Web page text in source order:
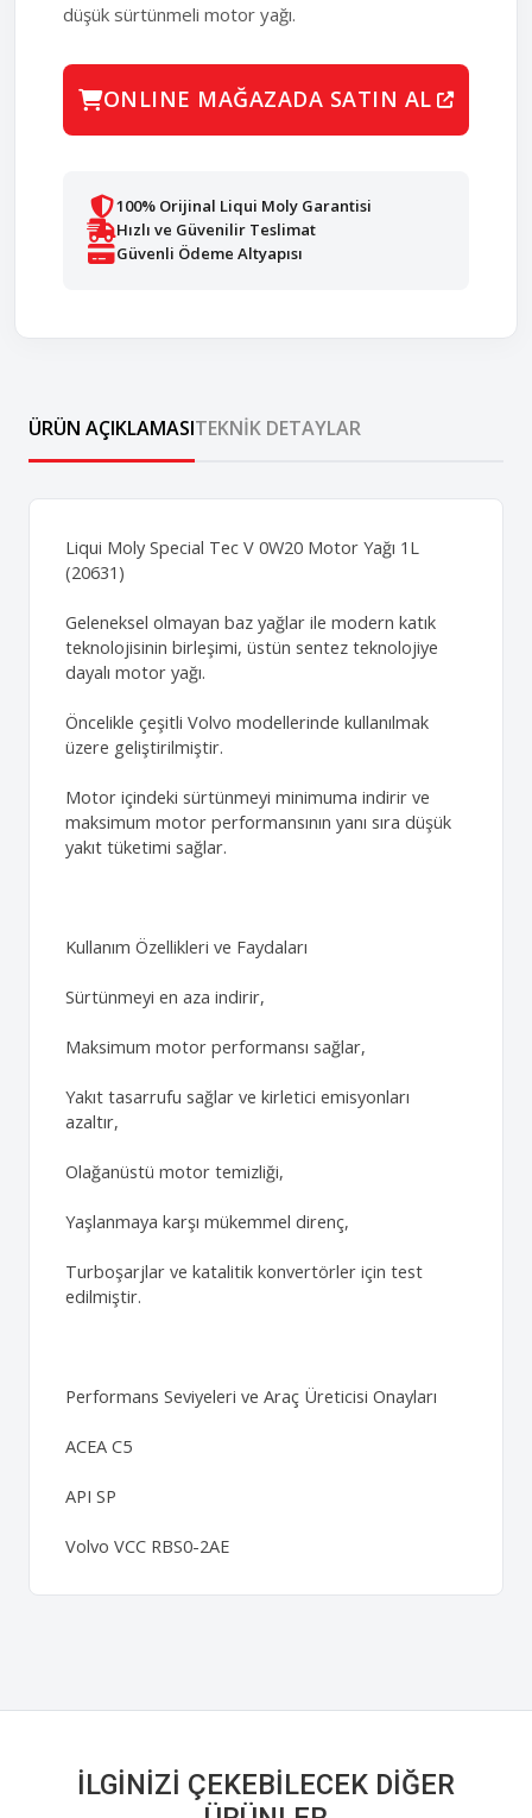
düşük sürtünmeli motor yağı.
ONLINE MAĞAZADA SATIN AL
100% Orijinal Liqui Moly Garantisi
Hızlı ve Güvenilir Teslimat
Güvenli Ödeme Altyapısı
ÜRÜN AÇIKLAMASITEKNIK DETAYLAR
Liqui Moly Special Tec V 0W20 Motor Yağı 1L
(20631)
Geleneksel olmayan baz yağlar ile modern katık
teknolojisinin birleşimi, üstün sentez teknolojiye
dayalı motor yağı.
Öncelikle çeşitli Volvo modellerinde kullanılmak
üzere geliştirilmiştir.
Motor içindeki sürtünmeyi minimuma indirir ve
maksimum motor performansının yanı sıra düşük
yakıt tüketimi sağlar.
Kullanım Özellikleri ve Faydaları
Sürtünmeyi en aza indirir,
Maksimum motor performansı sağlar,
Yakıt tasarrufu sağlar ve kirletici emisyonları
azaltır,
Olağanüstü motor temizliği,
Yaşlanmaya karşı mükemmel direnç,
Turboşarjlar ve katalitik konvertörler için test
edilmiştir.
Performans Seviyeleri ve Araç Üreticisi Onayları
ACEA C5
API SP
Volvo VCC RBS0-2AE
İLGINIZI ÇEKEBILECEK DIĞER